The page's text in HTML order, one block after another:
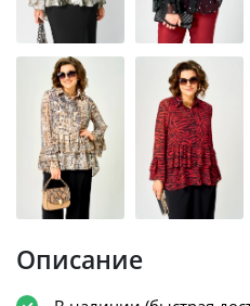
Описание